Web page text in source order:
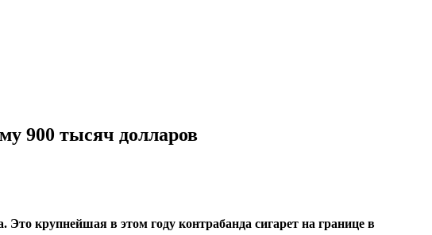
900 тысяч долларов
крупнейшая в этом году контрабанда сигарет на границе в